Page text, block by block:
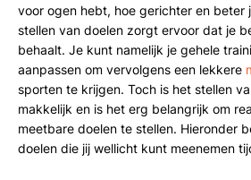
voor ogen hebt, hoe gerichter en beter
stellen van doelen zorgt ervoor dat je
behaalt. Je kunt namelijk je gehele
aanpassen om vervolgens een lekkere
sporten te krijgen. Toch is het stellen
makkelijk en is het erg belangrijk om
meetbare doelen te stellen. Hieronder
doelen die jij wellicht kunt meenemen